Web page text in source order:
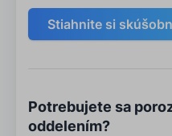
Stiahnite si
Potrebujete sa
oddelením?